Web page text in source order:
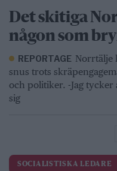
Det skitiga
någon som
REPORTAGE Norrtälje
snus trots
och politiker. -Jag tycker
sig
SOCIALISTISKA LEDARE